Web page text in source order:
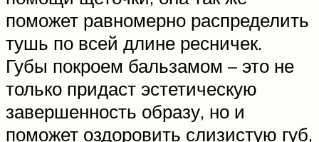
поможет равномерно распределить
тушь по всей длине ресничек.
Губы покроем бальзамом – это не
только придаст эстетическую
завершенность образу, но и
поможет оздоровить слизистую губ,